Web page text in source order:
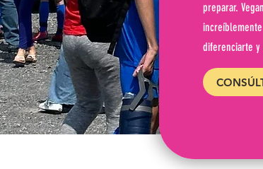
preparar.
diferenciarte y